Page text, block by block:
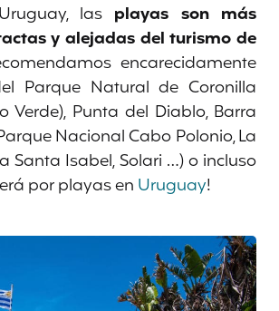
las playas son más
y alejadas del turismo de
encarecidamente
Parque Natural de Coronilla
Verde), Punta del Diablo, Barra
Nacional Cabo Polonio, La
Santa Isabel, Solari …) o incluso
por playas en Uruguay!